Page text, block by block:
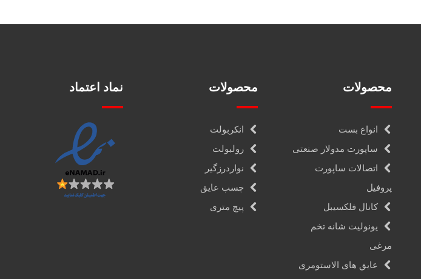
محصولات
انواع بست
ساپورت مدولار صنعتی
اتصالات ساپورت
پروفیل
کانال فلکسیبل
یونولیت شانه تخم
مرغی
عایق های الاستومری
محصولات
انکربولت
رولبولت
نواردرزگیر
چسب عایق
پیچ متری
نماد اعتماد